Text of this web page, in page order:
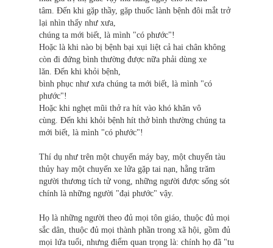
tâm. Ðến khi gặp thầy, gặp thuốc lành bệnh đôi mắt trở
lại nhìn thấy như xưa,
chúng ta mới biết, là mình "có phước"!
Hoặc là khi nào bị bệnh bại xụi liệt cả hai chân không
còn đi đứng bình thường được nữa phải dùng xe
lăn. Ðến khi khỏi bệnh,
bình phục như xưa chúng ta mới biết, là mình "có
phước"!
Hoặc khi nghẹt mũi thở ra hít vào khó khăn vô
cùng. Ðến khi khỏi bệnh hít thở bình thường chúng ta
mới biết, là mình "có phước"!
Thí dụ như trên một chuyến máy bay, một chuyến tàu
thủy hay một chuyến xe lửa gặp tai nạn, hằng trăm
người thương tích tử vong, những người được sống sót
chính là những người "đại phước" vậy.
Họ là những người theo đủ mọi tôn giáo, thuộc đủ mọi
sắc dân, thuộc đủ mọi thành phần trong xã hội, gồm đủ
mọi lứa tuổi, nhưng điểm quan trọng là: chính họ đã "tu